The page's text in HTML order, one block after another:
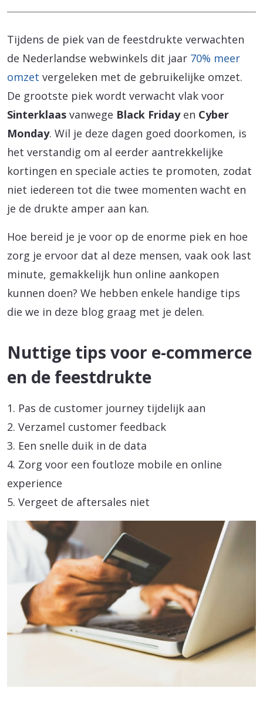
Tijdens de piek van de feestdrukte verwachten
de Nederlandse webwinkels dit jaar 70% meer
omzet vergeleken met de gebruikelijke omzet.
De grootste piek wordt verwacht vlak voor
Sinterklaas vanwege Black Fridayen Cyber
Monday. Wil je deze dagen goed doorkomen, is
het verstandig om al eerder aantrekkelijke
kortingen en speciale acties te promoten, zodat
niet iedereen tot die twee momenten wacht en
je de drukte amper aan kan.
Hoe bereid je je voor op de enorme piek en hoe
zorg je ervoor dat al deze mensen, vaak ook last
minute, gemakkelijk hun online aankopen
kunnen doen? We hebben enkele handige tips
die we in deze blog graag met je delen.
Nuttige tips voor e-commerce
en de feestdrukte
1. Pas de customer journey tijdelijk aan
2. Verzamel customer feedback
3. Een snelle duik in de data
4. Zorg voor een foutloze mobile en online
experience
5. Vergeet de aftersales niet